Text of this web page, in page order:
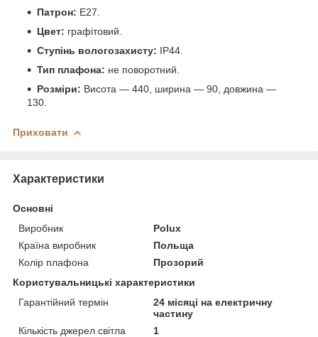
Патрон: E27.
Цвет: графітовий.
Ступінь вологозахисту: IP44.
Тип плафона: не поворотний.
Розміри: Висота — 440, ширина — 90, довжина —
130.
Приховати
Характеристики
Основні
Виробник
Polux
Країна виробник
Польща
Колір плафона
Прозорий
Користувальницькі характеристики
Гарантійний термін
24 місяці на електричну
частину
Кількість джерел світла
1